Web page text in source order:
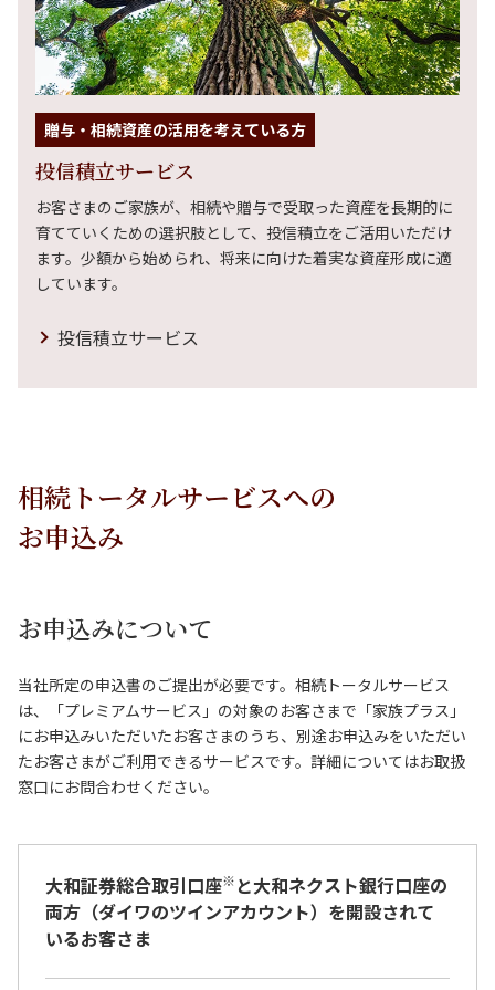
贈与・相続資産の活用を考えている方
投信積立サービス
お客さまのご家族が、相続や贈与で受取った資産を長期的に
育てていくための選択肢として、投信積立をご活用いただけ
ます。少額から始められ、将来に向けた着実な資産形成に適
しています。
投信積立サービス
相続トータルサービスへの
お申込み
お申込みについて
当社所定の申込書のご提出が必要です。相続トータルサービス
は、「プレミアムサービス」の対象のお客さまで「家族プラス」
にお申込みいただいたお客さまのうち、別途お申込みをいただい
たお客さまがご利用できるサービスです。詳細についてはお取扱
窓口にお問合わせください。
大和証券総合取引口座※ と大和ネクスト銀行口座の
両方（ダイワのツインアカウント）を開設されて
いるお客さま